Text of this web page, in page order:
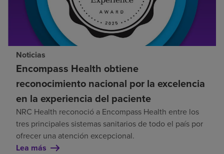
Noticias
Encompass Health obtiene
reconocimiento nacional por la excelencia
en la experiencia del paciente
NRC Health reconoció a Encompass Health entre los
tres principales sistemas sanitarios de todo el país por
ofrecer una atención excepcional.
Lea más